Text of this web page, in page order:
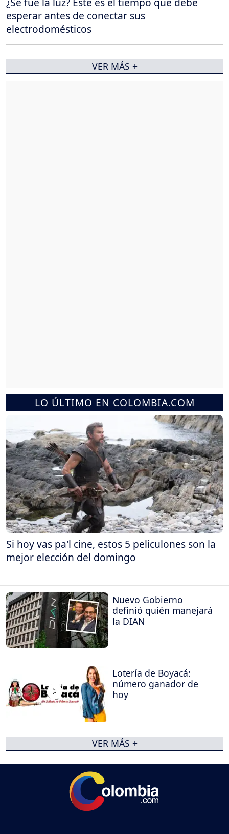
LO ÚLTIMO EN COLOMBIA.COM
Si hoy vas pa'l cine, estos 5 peliculones son la
mejor elección del domingo
Nuevo Gobierno
definió quién manejará
la DIAN
Lotería de Boyacá:
número ganador de
hoy
VER MÁS +
esperar antes de conectar sus
electrodomésticos
VER MÁS +